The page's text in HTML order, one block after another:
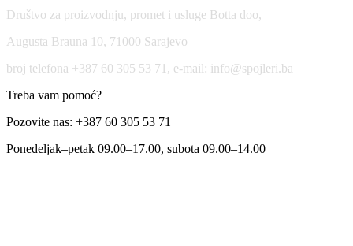
Društvo za proizvodnju, promet i usluge Botta doo,
Augusta Brauna 10, 71000 Sarajevo
broj telefona +387 60 305 53 71, e-mail: info@spojleri.ba
Treba vam pomoć?
Pozovite nas: +387 60 305 53 71
Ponedeljak–petak 09.00–17.00, subota 09.00–14.00